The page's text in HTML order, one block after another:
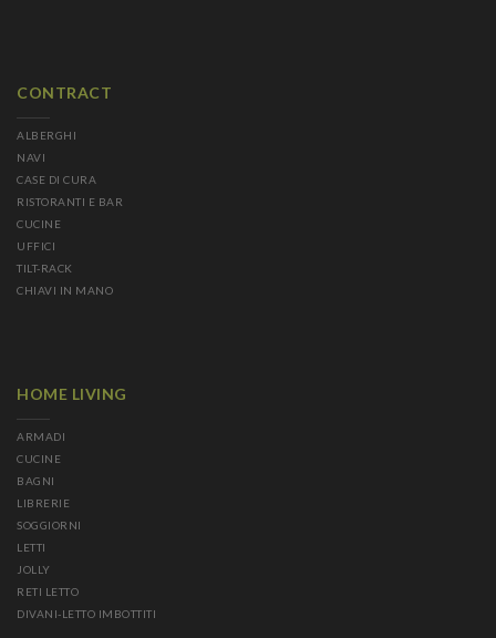
CONTRACT
ALBERGHI
NAVI
CASE DI CURA
RISTORANTI E BAR
CUCINE
UFFICI
TILT-RACK
CHIAVI IN MANO
HOME LIVING
ARMADI
CUCINE
BAGNI
LIBRERIE
SOGGIORNI
LETTI
JOLLY
RETI LETTO
DIVANI-LETTO IMBOTTITI